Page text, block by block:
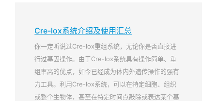
Cre-lox系统介绍及使用汇总
你一定听说过Cre-lox重组系统，无论你是否直接进
行过基因操作。由于Cre-lox系统具有操作简单、重
组率高的优点，如今已经成为体内外遗传操作的强有
力工具。利用Cre-lox系统，可以在特定细胞、组织
或整个生物体，甚至在特定时间点敲除或表达某个基